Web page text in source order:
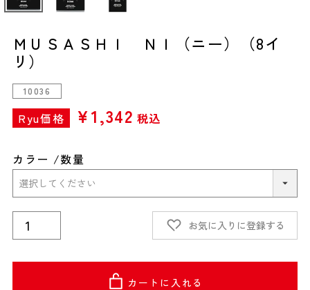
ＭＵＳＡＳＨＩ ＮＩ（ニー）（8イ
リ）
10036
Ryu価格 ¥1,342 税込
カラー 数量
お気に入りに登録する
カートに入れる